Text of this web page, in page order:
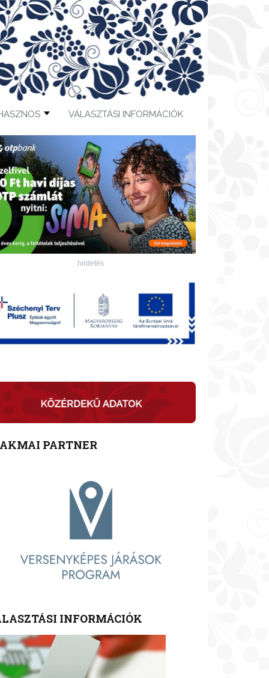
VÁLASZTÁSI INFORMÁCIÓK
hirdetés
PARTNER
INFORMÁCIÓK